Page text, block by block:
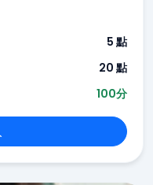
5 點
20 點
100分